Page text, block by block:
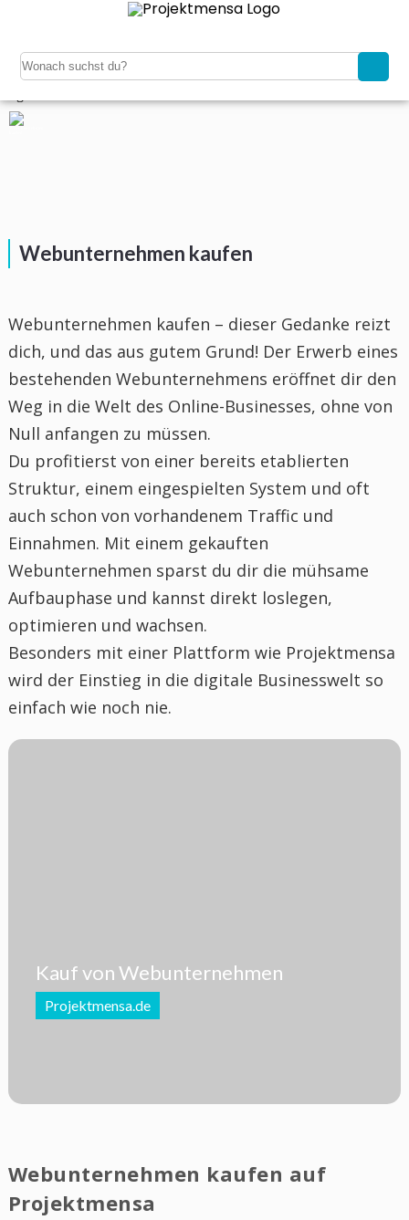
Verkaufen
Magazin
Registrieren
Webunternehmen kaufen
Webunternehmen kaufen – dieser Gedanke reizt
dich, und das aus gutem Grund! Der Erwerb eines
bestehenden Webunternehmens eröffnet dir den
Weg in die Welt des Online-Businesses, ohne von
Null anfangen zu müssen.
Du profitierst von einer bereits etablierten
Struktur, einem eingespielten System und oft
auch schon von vorhandenem Traffic und
Einnahmen. Mit einem gekauften
Webunternehmen sparst du dir die mühsame
Aufbauphase und kannst direkt loslegen,
optimieren und wachsen.
Besonders mit einer Plattform wie Projektmensa
wird der Einstieg in die digitale Businesswelt so
einfach wie noch nie.
Kauf von Webunternehmen
Projektmensa.de
Webunternehmen kaufen auf
Projektmensa